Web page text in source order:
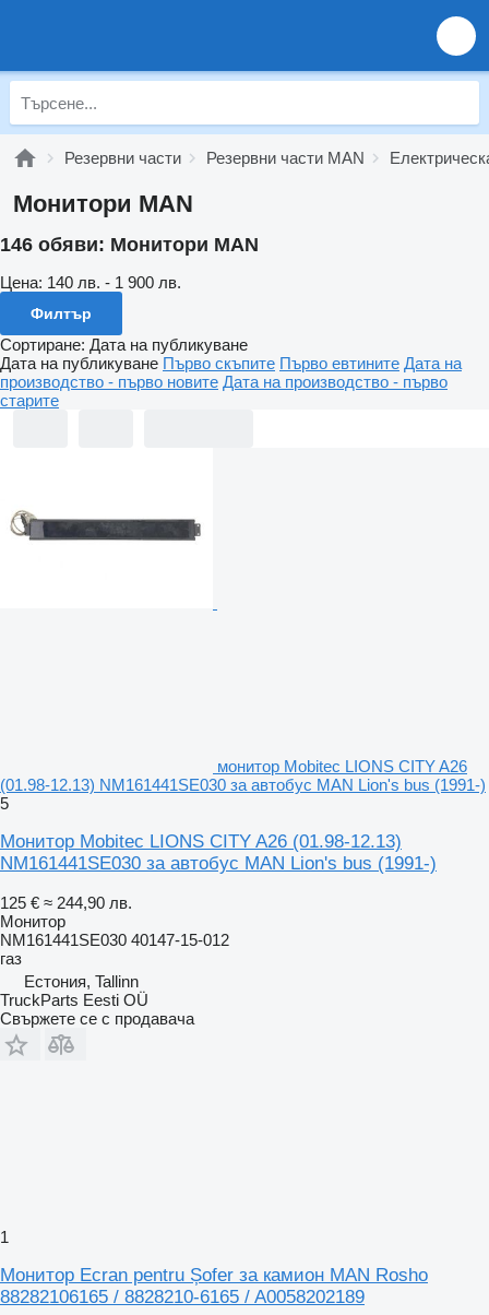
Резервни части Резервни части MAN
Монитори MAN
146 обяви: Монитори MAN
Цена: 140 лв. - 1 900 лв.
Филтър
Сортиране: Дата на публикуване
Дата на публикуване Първо скъпите Първо евтините Дата на
производство - първо новите Дата на производство - първо
старите
монитор Mobitec LIONS CITY A26
(01.98-12.13) NM161441SE030 за автобус MAN Lion's bus (1991-)
5
Монитор Mobitec LIONS CITY A26 (01.98-12.13)
NM161441SE030 за автобус MAN Lion's bus (1991-)
125 € ≈ 244,90 лв.
Монитор
NM161441SE030 40147-15-012
газ
Естония, Tallinn
TruckParts Eesti OÜ
Свържете се с продавача
1
Монитор Ecran pentru Șofer за камион MAN Rosho
88282106165 / 8828210-6165 / A0058202189